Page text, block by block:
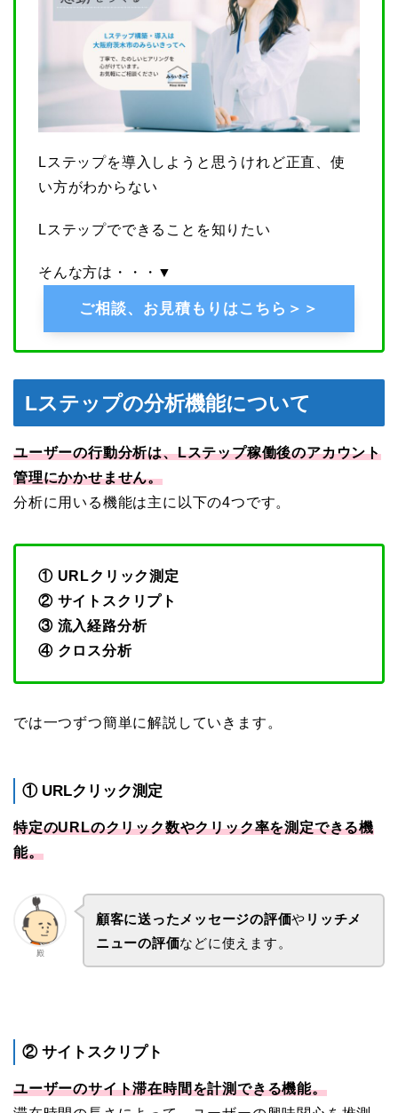
Lステップを導入しようと思うけれど正直、使
い方がわからない
Lステップでできることを知りたい
そんな方は・・・▼
ご相談、お見積もりはこちら＞＞
Lステップの分析機能について
ユーザーの行動分析は、Lステップ稼働後のアカウント
管理にかかせません。
分析に用いる機能は主に以下の4つです。
① URLクリック測定
② サイトスクリプト
③ 流入経路分析
④ クロス分析
では一つずつ簡単に解説していきます。
① URLクリック測定
特定のURLのクリック数やクリック率を測定できる機
能。
殿
顧客に送ったメッセージの評価や リッチメ
ニューの評価などに使えます。
② サイトスクリプト
ユーザーのサイト滞在時間を計測できる機能。